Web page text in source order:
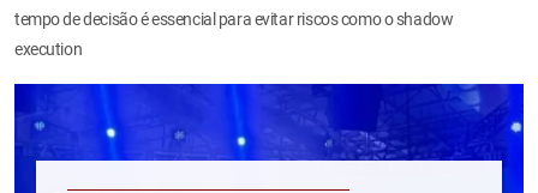
tempo de decisão é essencial para evitar riscos como o shadow
execution